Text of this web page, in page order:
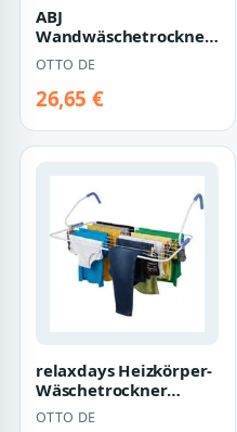
ABJ
Wandwäschetrockner,
Wandmontierter
Wäschetrockner grau
OTTO DE
26,65 €
relaxdays Heizkörper-
Wäschetrockner
Wäscheständer
OTTO DE